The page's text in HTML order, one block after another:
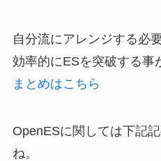
自分流にアレンジする必
効率的にESを突破する事
まとめはこちら
OpenESに関しては下記
ね。